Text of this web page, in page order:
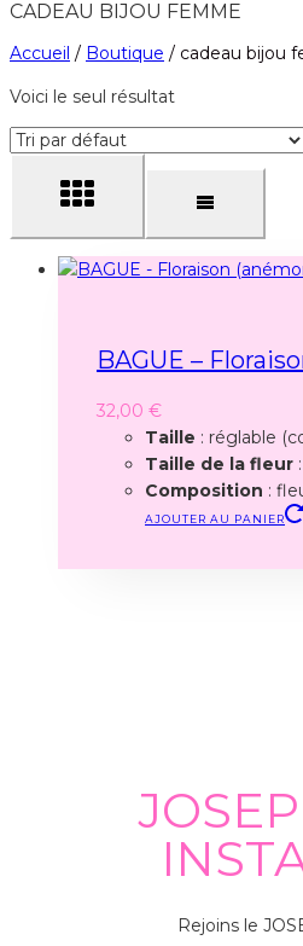
CADEAU BIJOU FEMME
Accueil / Boutique / cadeau bijou
Voici le seul résultat
BAGUE –
32,00 €
Taille : réglable
Taille de la fleur
Composition :
AJOUTER AU PANIER
Rejoins le